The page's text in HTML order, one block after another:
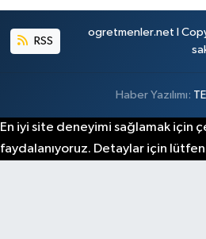
RSS
ogretmenler.net I
Haber Yazılımı:
En iyi site deneyimi sağlamak için
faydalanıyoruz. Detaylar için lütfen